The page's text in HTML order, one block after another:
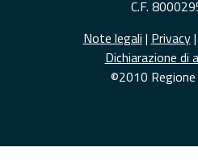
C.F.
Note legali | Privacy|
Dichiarazione di
©2010